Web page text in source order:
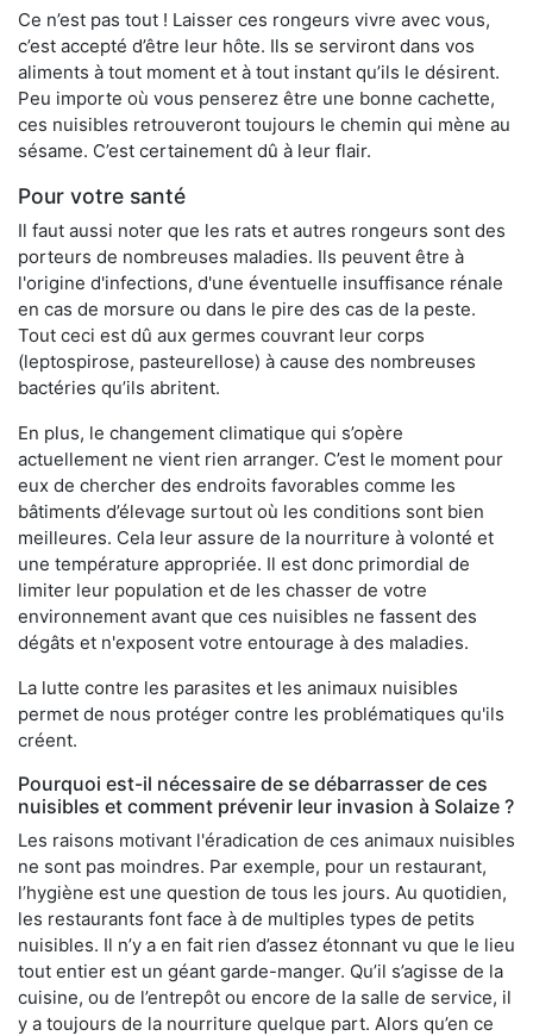
Ce n’est pas tout ! Laisser ces rongeurs vivre avec vous,
c’est accepté d’être leur hôte. Ils se serviront dans vos
aliments à tout moment et à tout instant qu’ils le désirent.
Peu importe où vous penserez être une bonne cachette,
ces nuisibles retrouveront toujours le chemin qui mène au
sésame. C’est certainement dû à leur flair.
Pour votre santé
Il faut aussi noter que les rats et autres rongeurs sont des
porteurs de nombreuses maladies. Ils peuvent être à
l'origine d'infections, d'une éventuelle insuffisance rénale
en cas de morsure ou dans le pire des cas de la peste.
Tout ceci est dû aux germes couvrant leur corps
(leptospirose, pasteurellose) à cause des nombreuses
bactéries qu’ils abritent.
En plus, le changement climatique qui s’opère
actuellement ne vient rien arranger. C’est le moment pour
eux de chercher des endroits favorables comme les
bâtiments d’élevage surtout où les conditions sont bien
meilleures. Cela leur assure de la nourriture à volonté et
une température appropriée. Il est donc primordial de
limiter leur population et de les chasser de votre
environnement avant que ces nuisibles ne fassent des
dégâts et n'exposent votre entourage à des maladies.
La lutte contre les parasites et les animaux nuisibles
permet de nous protéger contre les problématiques qu'ils
créent.
Pourquoi est-il nécessaire de se débarrasser de ces
nuisibles et comment prévenir leur invasion à Solaize ?
Les raisons motivant l'éradication de ces animaux nuisibles
ne sont pas moindres. Par exemple, pour un restaurant,
l’hygiène est une question de tous les jours. Au quotidien,
les restaurants font face à de multiples types de petits
nuisibles. Il n’y a en fait rien d’assez étonnant vu que le lieu
tout entier est un géant garde-manger. Qu’il s’agisse de la
cuisine, ou de l’entrepôt ou encore de la salle de service, il
y a toujours de la nourriture quelque part. Alors qu’en ce